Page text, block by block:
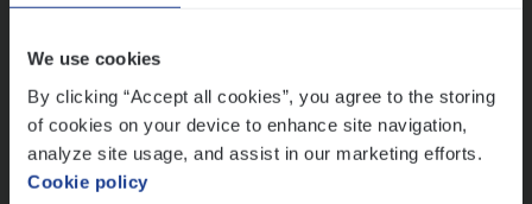
We use cookies
By clicking “Accept all cookies”, you agree to the storing
of cookies on your device to enhance site navigation,
analyze site usage, and assist in our marketing efforts.
Cookie policy
Dos­sier­be­heer­der ver­ze­ke­rin­gen — Soci­al
Pro­fit en Public